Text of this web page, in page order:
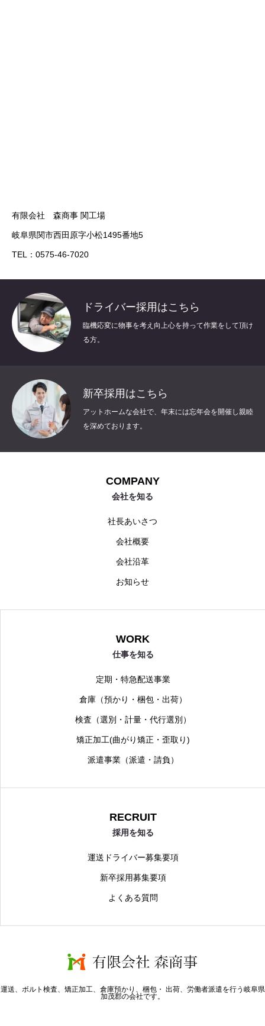
有限会社 森商事 関工場
岐阜県関市西田原字小松1495番地5
TEL：0575-46-7020
ドライバー採用はこちら
臨機応変に物事を考え向上心を持って作業をして頂け
る方。
新卒採用はこちら
アットホームな会社で、年末には忘年会を開催し親睦
を深めております。
COMPANY
会社を知る
社長あいさつ
会社概要
会社沿革
お知らせ
WORK
仕事を知る
定期・特急配送事業
倉庫（預かり・梱包・出荷）
検査（選別・計量・代行選別）
矯正加工(曲がり矯正・歪取り)
派遣事業（派遣・請負）
RECRUIT
採用を知る
運送ドライバー募集要項
新卒採用募集要項
よくある質問
運送、ボルト検査、矯正加工、倉庫預かり、梱包・ 出荷、労働者派遣を行う岐阜県
加茂郡の会社です。